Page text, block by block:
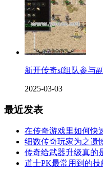
新开传奇sf组队参与
2025-03-03
最近发表
在传奇游戏里如何快
细数传奇玩家为之遗
传奇给武器升级真的
道士PK最常用到的技